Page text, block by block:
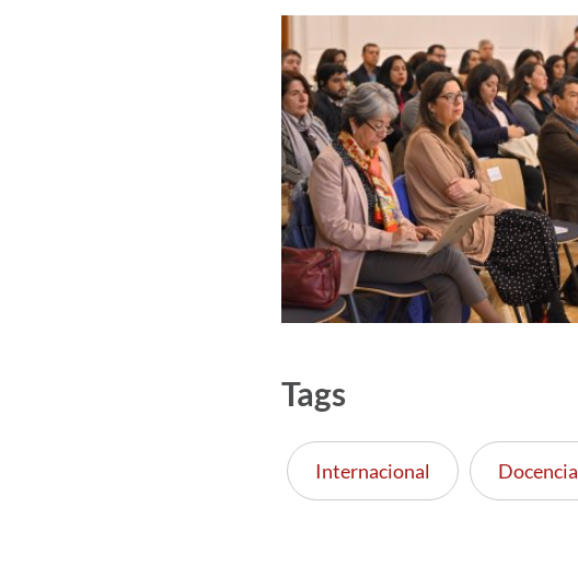
Tags
Internacional Docencia